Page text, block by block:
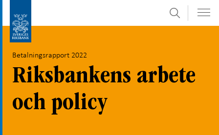
direkt
innehåll
undersidor
Sök
Betalningsrapport 2022
Riksbankens arbete
och policy